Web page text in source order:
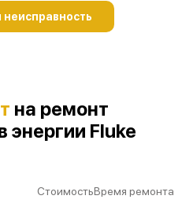
модуля
напряжения
на ремонт
энергии Fluke
СтоимостьВремя ремонта